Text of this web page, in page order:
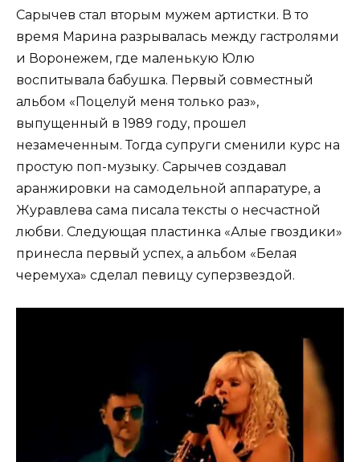
Сарычев стал вторым мужем артистки. В то
время Марина разрывалась между гастролями
и Воронежем, где маленькую Юлю
воспитывала бабушка. Первый совместный
альбом «Поцелуй меня только раз»,
выпущенный в 1989 году, прошел
незамеченным. Тогда супруги сменили курс на
простую поп-музыку. Сарычев создавал
аранжировки на самодельной аппаратуре, а
Журавлева сама писала тексты о несчастной
любви. Следующая пластинка «Алые гвоздики»
принесла первый успех, а альбом «Белая
черемуха» сделал певицу суперзвездой.